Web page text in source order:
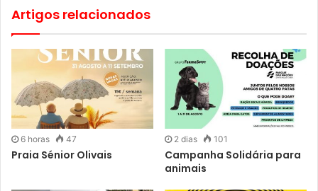
Artigos relacionados
6 horas 47
Praia Sénior Olivais
2 dias 101
Campanha Solidária para
animais